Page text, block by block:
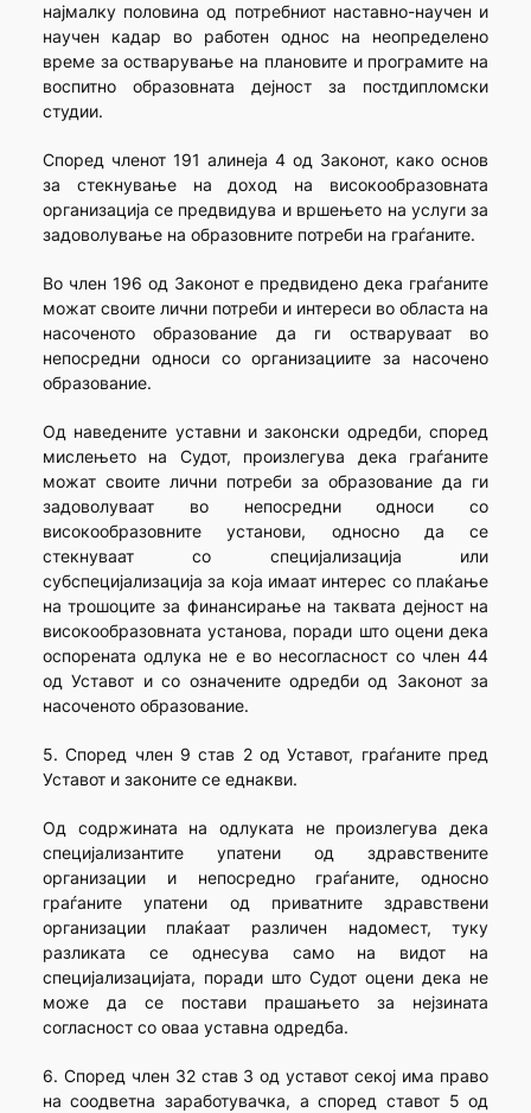
најмалку половина од потребниот наставно-научен и
научен кадар во работен однос на неопределено
време за остварување на плановите и програмите на
воспитно образовната дејност за постдипломски
студии.
Според членот 191 алинеја 4 од Законот, како основ
за стекнување на доход на високообразовната
организација се предвидува и вршењето на услуги за
задоволување на образовните потреби на граѓаните.
Во член 196 од Законот е предвидено дека граѓаните
можат своите лични потреби и интереси во областа на
насоченото образование да ги остваруваат во
непосредни односи со организациите за насочено
образование.
Од наведените уставни и законски одредби, според
мислењето на Судот, произлегува дека граѓаните
можат своите лични потреби за образование да ги
задоволуваат во непосредни односи со
високообразовните установи, односно да се
стекнуваат со специјализација или
субспецијализација за која имаат интерес со плаќање
на трошоците за финансирање на таквата дејност на
високообразовната установа, поради што оцени дека
оспорената одлука не е во несогласност со член 44
од Уставот и со означените одредби од Законот за
насоченото образование.
5. Според член 9 став 2 од Уставот, граѓаните пред
Уставот и законите се еднакви.
Од содржината на одлуката не произлегува дека
специјализантите упатени од здравствените
организации и непосредно граѓаните, односно
граѓаните упатени од приватните здравствени
организации плаќаат различен надомест, туку
разликата се однесува само на видот на
специјализацијата, поради што Судот оцени дека не
може да се постави прашањето за нејзината
согласност со оваа уставна одредба.
6. Според член 32 став 3 од уставот секој има право
на соодветна заработувачка, а според ставот 5 од